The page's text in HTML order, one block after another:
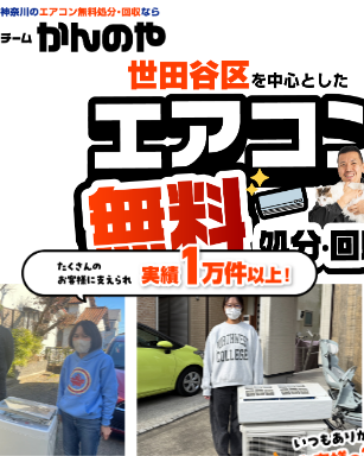
世田谷区を中心とした エ
たくさんのお客様に支えら